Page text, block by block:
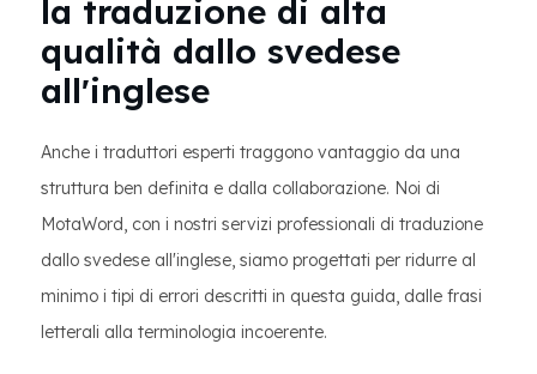
la traduzione di alta
qualità dallo svedese
all'inglese
Anche i traduttori esperti traggono vantaggio da una
struttura ben definita e dalla collaborazione. Noi di
MotaWord, con i nostri servizi professionali di traduzione
dallo svedese all'inglese, siamo progettati per ridurre al
minimo i tipi di errori descritti in questa guida, dalle frasi
letterali alla terminologia incoerente.